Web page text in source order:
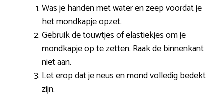
Was je handen met water en zeep voordat je
het mondkapje opzet.
Gebruik de touwtjes of elastiekjes om je
mondkapje op te zetten. Raak de binnenkant
niet aan.
Let erop dat je neus en mond volledig bedekt
zijn.